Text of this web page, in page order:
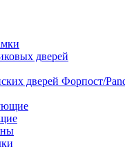
дверей
дверей Форпост/